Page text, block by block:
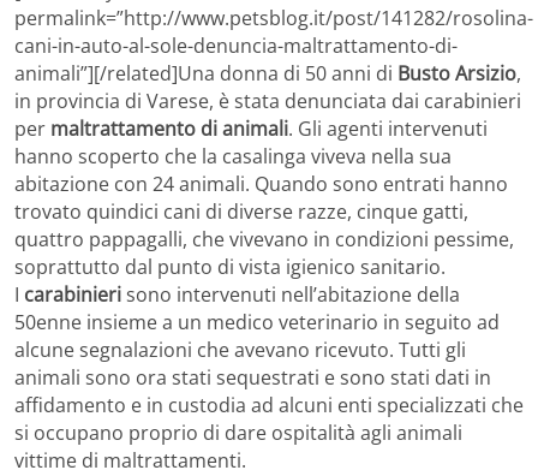
permalink=”http://www.petsblog.it/post/141282/rosolina-
cani-in-auto-al-sole-denuncia-maltrattamento-di-
animali”][/related]Una donna di 50 anni di Busto Arsizio,
in provincia di Varese, è stata denunciata dai carabinieri
per maltrattamento di animali. Gli agenti intervenuti
hanno scoperto che la casalinga viveva nella sua
abitazione con 24 animali. Quando sono entrati hanno
trovato quindici cani di diverse razze, cinque gatti,
quattro pappagalli, che vivevano in condizioni pessime,
soprattutto dal punto di vista igienico sanitario.
I carabinierisono intervenuti nell’abitazione della
50enne insieme a un medico veterinario in seguito ad
alcune segnalazioni che avevano ricevuto. Tutti gli
animali sono ora stati sequestrati e sono stati dati in
affidamento e in custodia ad alcuni enti specializzati che
si occupano proprio di dare ospitalità agli animali
vittime di maltrattamenti.